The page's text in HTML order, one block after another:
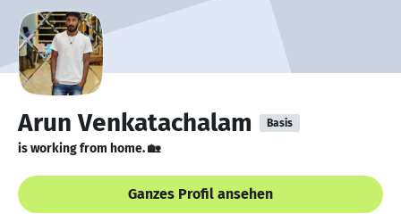
Arun Venkatachalam Basis
is working from home. 🏡
Ganzes Profil ansehen